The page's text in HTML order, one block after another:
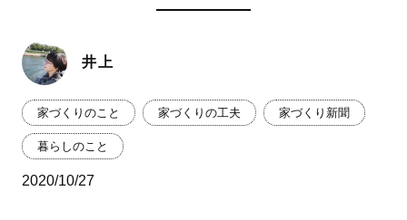
井上
家づくりのこと 家づくりの工夫 家づくり新聞
暮らしのこと
2020/10/27